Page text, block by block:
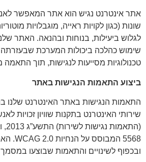
אתר אינטרנט נגיש הוא אתר המאפשר
שונות (כגון לקויות ראייה, מוגבלויות
לגלוש ביעילות, בנוחות ובהנאה. האתר
שימוש כהלכה ביכולות המערכת
טכנולוגיות מסייעות לנגישות, תוך התאמה
ביצוע התאמות הנגישות באתר
התאמות הנגישות באתר האינטרנט שלנו
שירותי האינטרנט בתקנות שוויון זכויות
ובכפוף לשינויים והתאמות שבוצעו